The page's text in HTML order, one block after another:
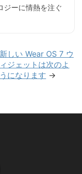
ジーに情熱を注ぐ
新しい Wear OS 7 ウ
ィジェットは次のよ
うになります →